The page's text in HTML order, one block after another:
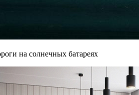
на солнечных батареях